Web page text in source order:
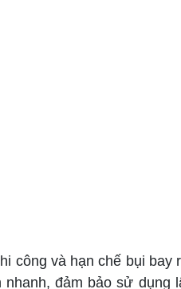
công và hạn chế bụi bay
đảm bảo sử dụng